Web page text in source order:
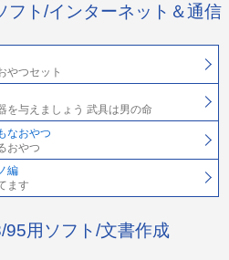
ト/インターネット＆通信
やつセット
を与えましょう 武具は男の命
なおやつ
おやつ
編
ます
用ソフト/文書作成